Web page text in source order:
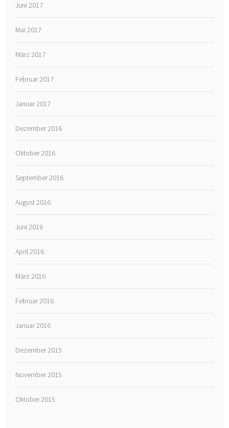
Juni 2017
Mai 2017
März 2017
Februar 2017
Januar 2017
Dezember 2016
Oktober 2016
September 2016
August 2016
Juni 2016
April 2016
März 2016
Februar 2016
Januar 2016
Dezember 2015
November 2015
Oktober 2015